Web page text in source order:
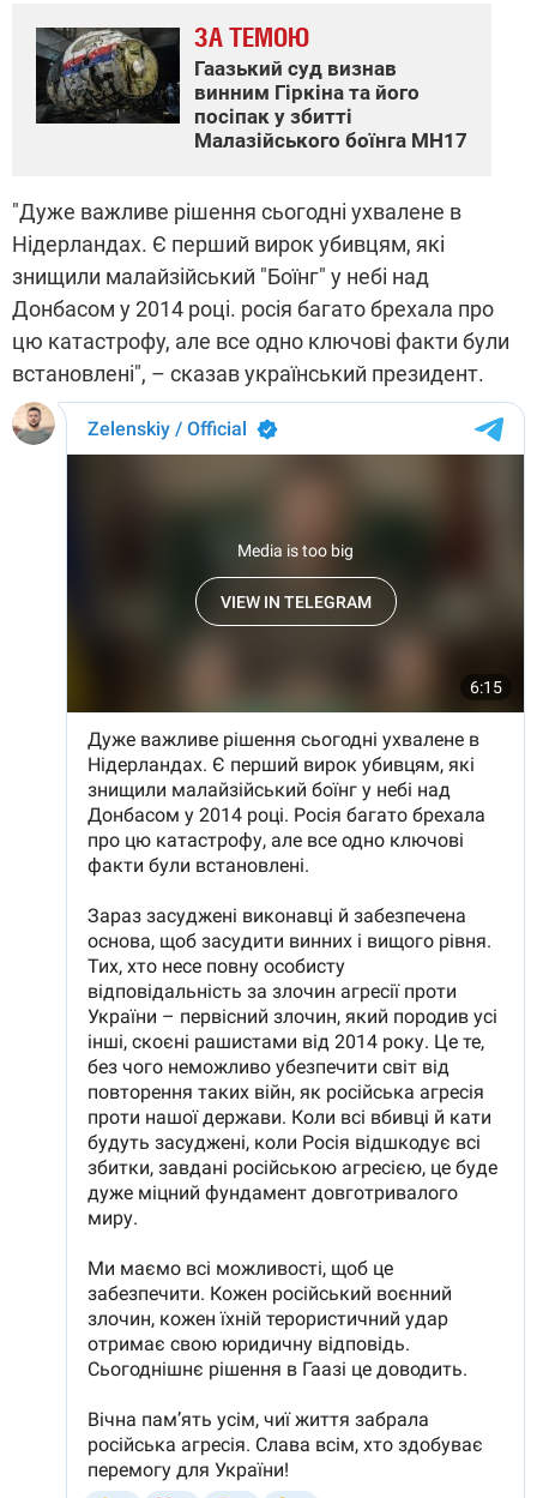
ЗА ТЕМОЮ
Гаазький суд визнав
винним Гіркіна та його
посіпак у збитті
Малазійського боїнга МН17
"Дуже важливе рішення сьогодні ухвалене в
Нідерландах. Є перший вирок убивцям, які
знищили малайзійський "Боїнг" у небі над
Донбасом у 2014 році. росія багато брехала про
цю катастрофу, але все одно ключові факти були
встановлені", – сказав український президент.